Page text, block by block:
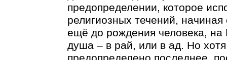
предопределении, которое
религиозных течений,
ещё до рождения человека,
душа – в рай, или в ад. Но